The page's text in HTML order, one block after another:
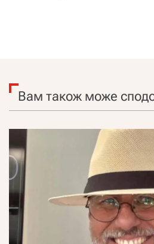
Вам також може